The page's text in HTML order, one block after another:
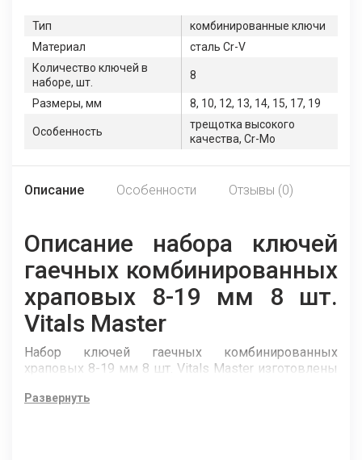
Тип
комбинированные ключи
Материал
сталь Cr-V
Количество ключей в
наборе, шт.
8
Размеры, мм 8, 10, 12, 13, 14, 15, 17, 19
Особенность
трещотка высокого
качества, Cr-Mo
Описание Особенности Отзывы (0)
Описание набора ключей
гаечных комбинированных
храповых 8-19 мм 8 шт.
Vitals Master
Набор ключей гаечных комбинированных
храповых 8-19 мм 8 шт. Vitals Master изготовлены
широко применяются для работы с болтовыми
Развернуть